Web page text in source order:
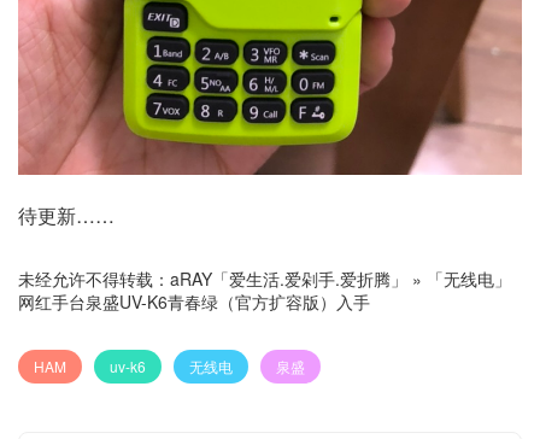
待更新……
未经允许不得转载： aRAY「爱生活.爱剁手.爱折腾」 »
「无线电」
网红手台泉盛UV-K6青春绿（官方扩容版）入手
HAM uv-k6 无线电 泉盛